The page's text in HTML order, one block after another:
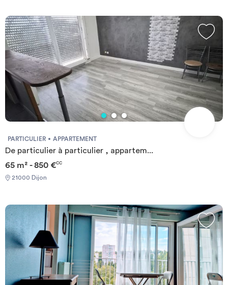
PARTICULIER APPARTEMENT
De particulier à particulier , appartem...
65 m² - 850 €CC
21000 Dijon